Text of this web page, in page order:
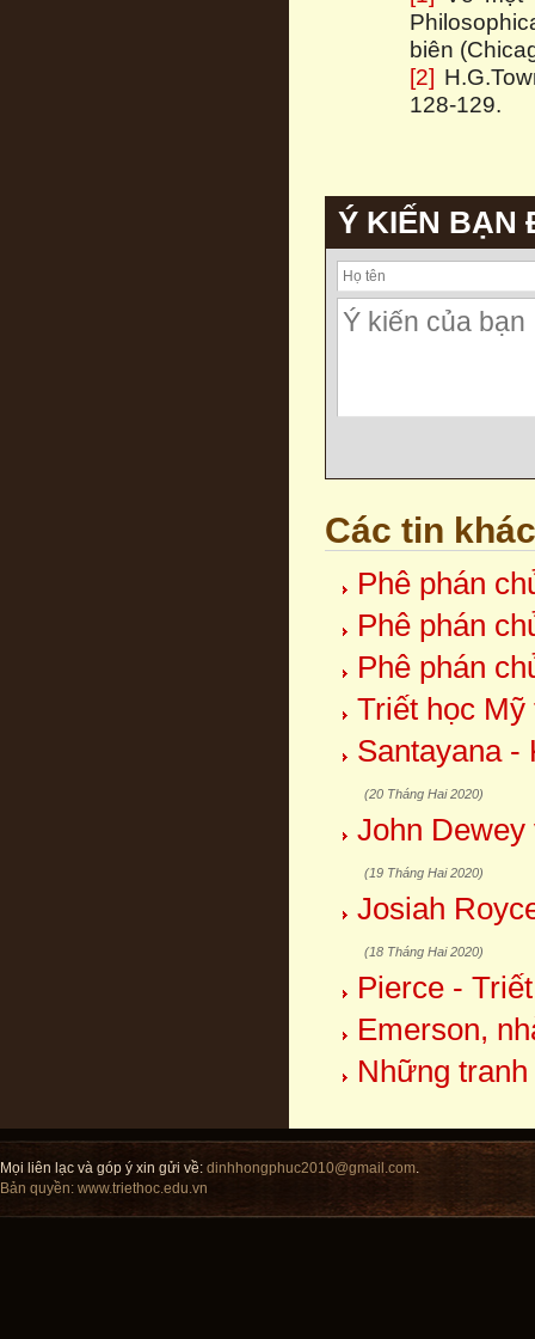
biên
[2]
128-129.
Ý KIẾN BẠN
Các tin khác
Phê phán
Phê phán
Phê phán
Triết học
Santayana -
(20 Tháng Hai 2020)
John Dewey
(19 Tháng Hai 2020)
Josiah
(18 Tháng Hai 2020)
Pierce -
Emerson,
Những
Mọi liên lạc và góp ý xin gửi về: dinhhongphuc2010@gmail.com.
Bản quyền: www.triethoc.edu.vn